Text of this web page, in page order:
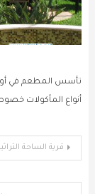
أنواع المأكولات
تصفّح
المقالات
قرية الساحة